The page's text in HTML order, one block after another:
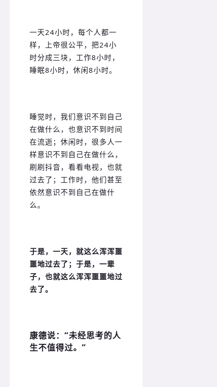
一天24小时，每个人都一
样，上帝很公平，把24小
时分成三块，工作8小时，
睡眠8小时，休闲8小时。
睡觉时，我们意识不到自己
在做什么，也意识不到时间
在流逝；休闲时，很多人一
样意识不到自己在做什么，
刷刷抖音，看看电视，也就
过去了；工作时，他们甚至
依然意识不到自己在做什
么。
于是，一天，就这么浑浑噩
噩地过去了；于是，一辈
子，也就这么浑浑噩噩地过
去了。
康德说：“未经思考的人
生不值得过。”